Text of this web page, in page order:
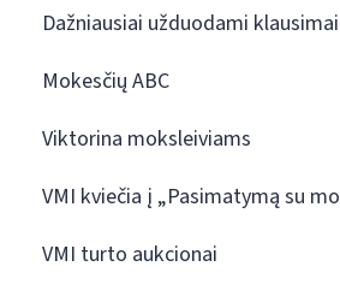
Dažniausiai užduodami klausimai
Mokesčių ABC
Viktorina moksleiviams
VMI kviečia į „Pasimatymą su
VMI turto aukcionai